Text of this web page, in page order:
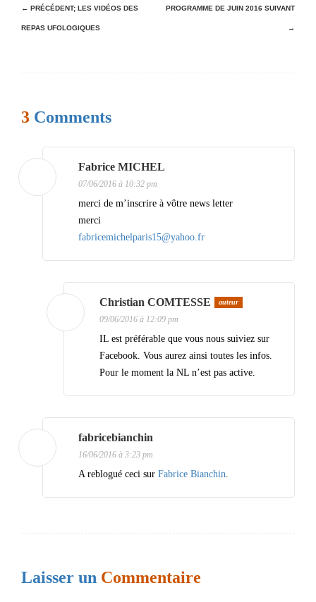
N
a
a
i
o
e
s
← PRÉCÉDENT; LES VIDÉOS DES
REPAS UFOLOGIQUES
PROGRAMME DE JUIN 2016 SUIVANT
→
3 Comments
Fabrice MICHEL
07/06/2016 à 10:32 pm
merci de m’inscrire à vôtre news letter
merci
fabricemichelparis15@yahoo.fr
Christian COMTESSE auteur
09/06/2016 à 12:09 pm
IL est préférable que vous nous suiviez sur
Facebook. Vous aurez ainsi toutes les infos.
Pour le moment la NL n’est pas active.
fabricebianchin
16/06/2016 à 3:23 pm
A reblogué ceci sur Fabrice Bianchin.
Laisser un Commentaire